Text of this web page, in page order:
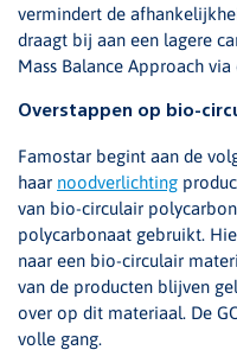
vermindert de
draagt bij aan een lagere
Mass Balance Approach via
Overstappen op bio-
Famostar begint aan de
haar noodverlichting
van bio-circulair
polycarbonaat gebruikt.
naar een bio-circulair
van de producten blijven
over op dit materiaal. De
volle gang.